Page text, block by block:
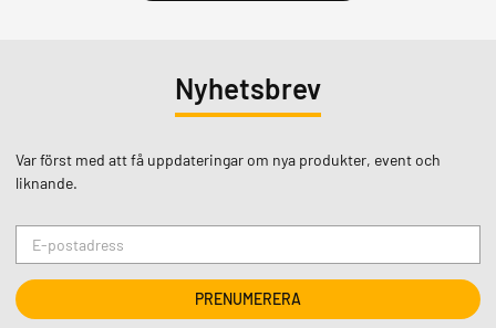
Nyhetsbrev
Var först med att få uppdateringar om nya produkter, event och
liknande.